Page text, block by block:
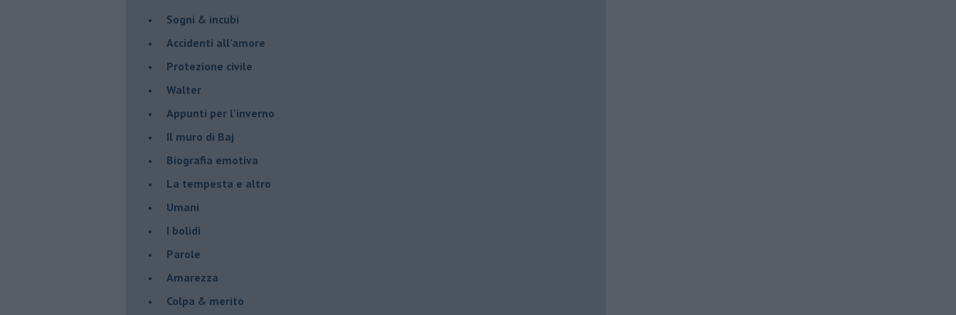
Sogni & incubi
Accidenti all’amore
Protezione civile
Walter
Appunti per l'inverno
Il muro di Baj
Biografia emotiva
La tempesta e altro
Umani
I bolidi
Parole
Amarezza
Colpa & merito